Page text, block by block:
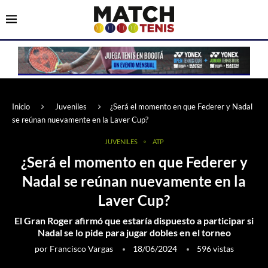
Inicio Juveniles
¿Será el momento en que Federer y Nadal
se reúnan nuevamente en la Laver Cup?
JUVENILES ATP
¿Será el momento en que Federer y
Nadal se reúnan nuevamente en la
Laver Cup?
El Gran Roger afirmó que estaría dispuesto a participar si
Nadal se lo pide para jugar dobles en el torneo
por Francisco Vargas 18/06/2024 596vistas